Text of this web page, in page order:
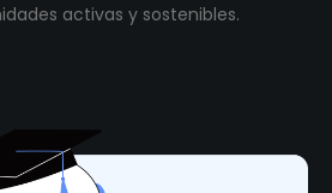
activas y sostenibles.